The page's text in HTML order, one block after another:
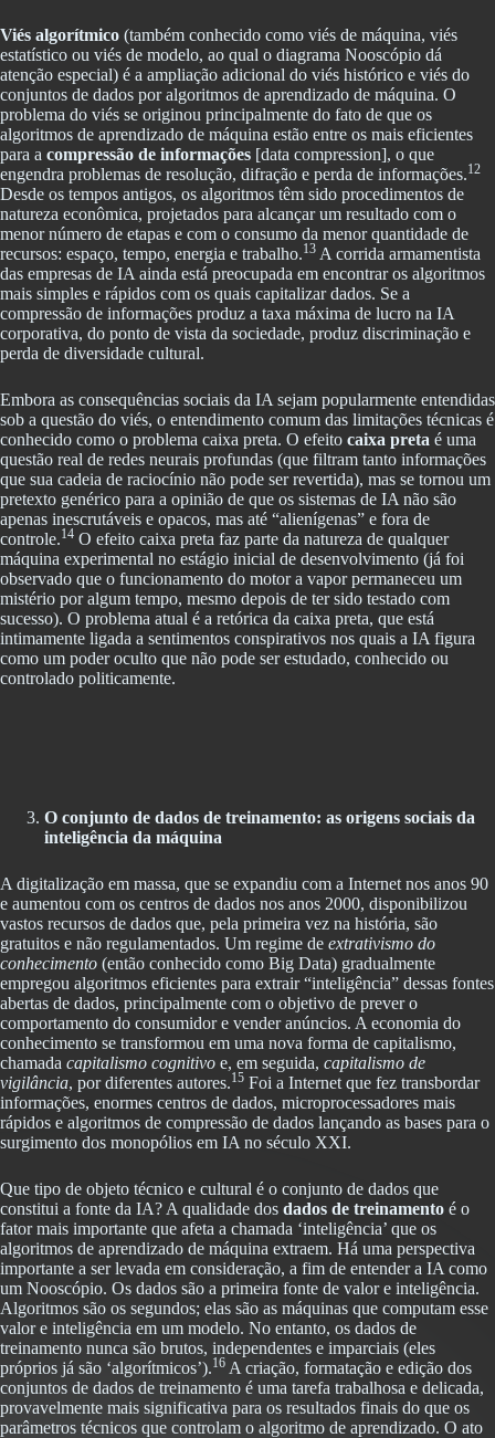
Viés algorítmico (também conhecido como viés de máquina, viés
estatístico ou viés de modelo, ao qual o diagrama Nooscópio dá
atenção especial) é a ampliação adicional do viés histórico e viés do
conjuntos de dados por algoritmos de aprendizado de máquina. O
problema do viés se originou principalmente do fato de que os
algoritmos de aprendizado de máquina estão entre os mais eficientes
para a compressão de informações [data compression], o que
engendra problemas de resolução, difração e perda de informações.12
Desde os tempos antigos, os algoritmos têm sido procedimentos de
natureza econômica, projetados para alcançar um resultado com o
menor número de etapas e com o consumo da menor quantidade de
recursos: espaço, tempo, energia e trabalho.13 A corrida armamentista
das empresas de IA ainda está preocupada em encontrar os algoritmos
mais simples e rápidos com os quais capitalizar dados. Se a
compressão de informações produz a taxa máxima de lucro na IA
corporativa, do ponto de vista da sociedade, produz discriminação e
perda de diversidade cultural.
Embora as consequências sociais da IA sejam popularmente entendidas
sob a questão do viés, o entendimento comum das limitações técnicas é
conhecido como o problema caixa preta. O efeito caixa preta é uma
questão real de redes neurais profundas (que filtram tanto informações
que sua cadeia de raciocínio não pode ser revertida), mas se tornou um
pretexto genérico para a opinião de que os sistemas de IA não são
apenas inescrutáveis e opacos, mas até “alienígenas” e fora de
controle.14 O efeito caixa preta faz parte da natureza de qualquer
máquina experimental no estágio inicial de desenvolvimento (já foi
observado que o funcionamento do motor a vapor permaneceu um
mistério por algum tempo, mesmo depois de ter sido testado com
sucesso). O problema atual é a retórica da caixa preta, que está
intimamente ligada a sentimentos conspirativos nos quais a IA figura
como um poder oculto que não pode ser estudado, conhecido ou
controlado politicamente.
O conjunto de dados de treinamento: as origens sociais da
inteligência da máquina
A digitalização em massa, que se expandiu com a Internet nos anos 90
e aumentou com os centros de dados nos anos 2000, disponibilizou
vastos recursos de dados que, pela primeira vez na história, são
gratuitos e não regulamentados. Um regime de extrativismo do
conhecimento (então conhecido como Big Data) gradualmente
empregou algoritmos eficientes para extrair “inteligência” dessas fontes
abertas de dados, principalmente com o objetivo de prever o
comportamento do consumidor e vender anúncios. A economia do
conhecimento se transformou em uma nova forma de capitalismo,
chamada capitalismo cognitivo e, em seguida, capitalismo de
vigilância, por diferentes autores.15 Foi a Internet que fez transbordar
informações, enormes centros de dados, microprocessadores mais
rápidos e algoritmos de compressão de dados lançando as bases para o
surgimento dos monopólios em IA no século XXI.
Que tipo de objeto técnico e cultural é o conjunto de dados que
constitui a fonte da IA? A qualidade dos dados de treinamento é o
fator mais importante que afeta a chamada ‘inteligência’ que os
algoritmos de aprendizado de máquina extraem. Há uma perspectiva
importante a ser levada em consideração, a fim de entender a IA como
um Nooscópio. Os dados são a primeira fonte de valor e inteligência.
Algoritmos são os segundos; elas são as máquinas que computam esse
valor e inteligência em um modelo. No entanto, os dados de
treinamento nunca são brutos, independentes e imparciais (eles
próprios já são ‘algorítmicos’).16 A criação, formatação e edição dos
conjuntos de dados de treinamento é uma tarefa trabalhosa e delicada,
provavelmente mais significativa para os resultados finais do que os
parâmetros técnicos que controlam o algoritmo de aprendizado. O ato